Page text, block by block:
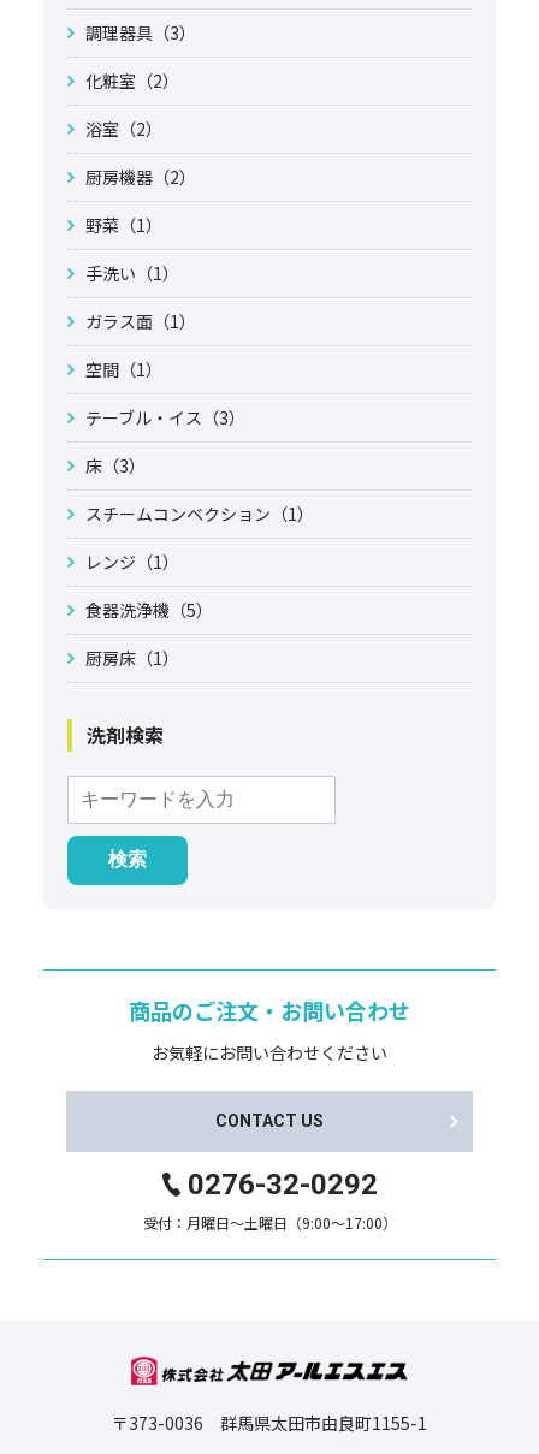
調理器具（3）
化粧室（2）
浴室（2）
厨房機器（2）
野菜（1）
手洗い（1）
ガラス面（1）
空間（1）
テーブル・イス（3）
床（3）
スチームコンベクション（1）
レンジ（1）
食器洗浄機（5）
厨房床（1）
洗剤検索
商品のご注文・お問い合わせ
お気軽にお問い合わせください
CONTACT US
0276-32-0292
受付：月曜日～土曜日（9:00～17:00）
〒373-0036 群馬県太田市由良町1155-1